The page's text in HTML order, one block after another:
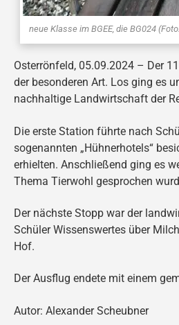
neue Klasse im BGEE, die BG024
Osterrönfeld, 05.09.2024 – Der
der besonderen Art. Los ging es
nachhaltige Landwirtschaft der
Die erste Station führte nach
sogenannten „Hühnerhotels“
erhielten. Anschließend ging es
Thema Tierwohl gesprochen
Der nächste Stopp war der
Schüler Wissenswertes über
Hof.
Der Ausflug endete mit einem
Autor: Alexander Scheubner